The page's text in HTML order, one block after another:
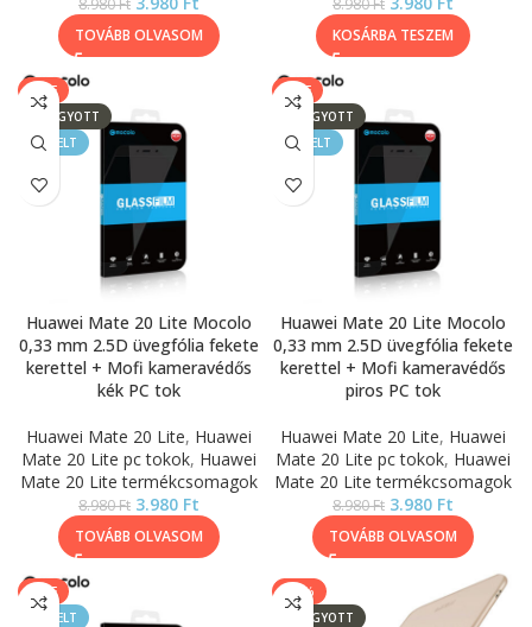
8.980Ft
TOVÁBB OLVASOM
8.980Ft
KOSÁRBA TESZEM
SALE
ELFOGYOTT
KIEMELT
Huawei Mate 20 Lite Mocolo
0,33 mm 2.5D üvegfólia fekete
kerettel + Mofi kameravédős
kék PC tok
Huawei Mate 20 Lite, Huawei
Mate 20 Lite pc tokok, Huawei
Mate 20 Lite termékcsomagok
8.980Ft 3.980 Ft
TOVÁBB OLVASOM
SALE
ELFOGYOTT
KIEMELT
Huawei Mate 20 Lite Mocolo
0,33 mm 2.5D üvegfólia fekete
kerettel + Mofi kameravédős
piros PC tok
Huawei Mate 20 Lite, Huawei
Mate 20 Lite pc tokok, Huawei
Mate 20 Lite termékcsomagok
8.980Ft 3.980 Ft
TOVÁBB OLVASOM
SALE
KIEMELT
-50%
ELFOGYOTT